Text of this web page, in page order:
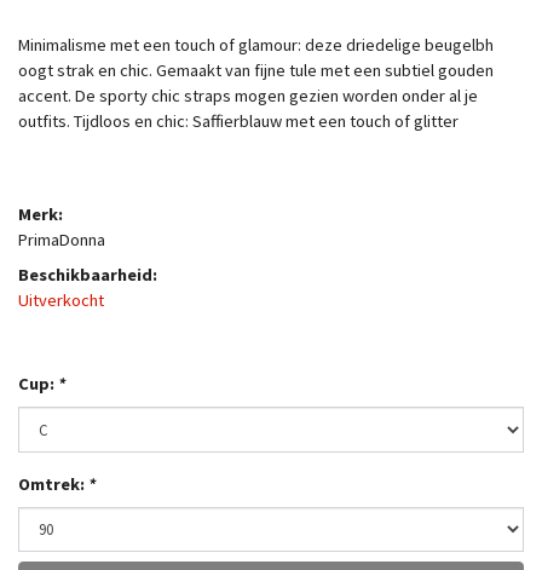
Minimalisme met een touch of glamour: deze driedelige beugelbh
oogt strak en chic. Gemaakt van fijne tule met een subtiel gouden
accent. De sporty chic straps mogen gezien worden onder al je
outfits. Tijdloos en chic: Saffierblauw met een touch of glitter
Merk:
PrimaDonna
Beschikbaarheid:
Uitverkocht
Cup: *
Omtrek: *